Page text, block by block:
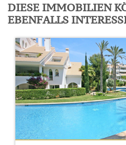
DIESE IMMOBILIEN
EBENFALLS